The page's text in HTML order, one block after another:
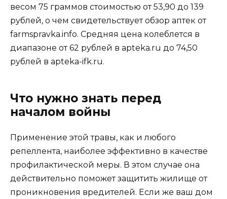
весом 75 граммов стоимостью от 53,90 до 139
рублей, о чем свидетельствует обзор аптек от
farmspravka.info. Средняя цена колеблется в
диапазоне от 62 рублей в apteka.ru до 74,50
рублей в apteka-ifk.ru.
Что нужно знать перед
началом войны
Применение этой травы, как и любого
репеллента, наиболее эффективно в качестве
профилактической меры. В этом случае она
действительно поможет защитить жилище от
проникновения вредителей. Если же ваш дом